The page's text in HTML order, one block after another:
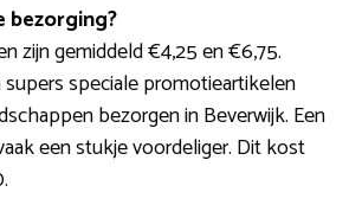
bezorging?
zijn gemiddeld €4,25 en €6,75.
speciale promotieartikelen
bezorgen in Beverwijk. Een
een stukje voordeliger. Dit kost